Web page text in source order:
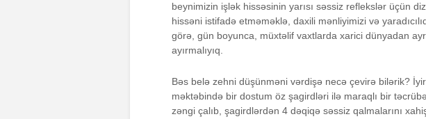
beynimizin işlək hissəsinin yarısı səssiz reflekslər üçün
hissəni istifadə etməməklə, daxili mənliyimizi və
görə, gün boyunca, müxtəlif vaxtlarda xarici dünyadan
ayırmalıyıq.
Bəs belə zehni düşünməni vərdişə necə çevirə bilərik?
məktəbində bir dostum öz şagirdləri ilə maraqlı bir
zəngi çalıb, şagirdlərdən 4 dəqiqə səssiz qalmalarını